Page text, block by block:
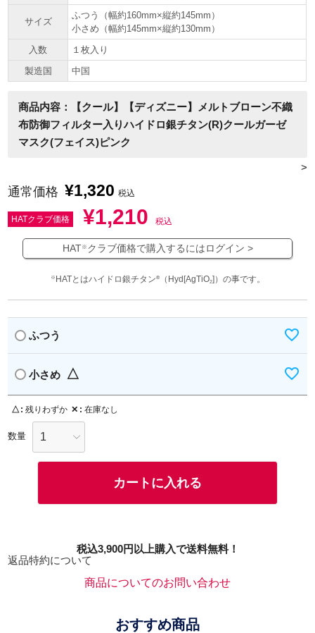
サイズ
ふつう（幅約160mm×縦約145mm）
小さめ（幅約145mm×縦約130mm）
入数
１枚入り
製造国
中国
商品内容：【クール】【ディズニー】メルトブローン不織
布防御フィルター入りハイドロ銀チタン(R)クールガーゼ
マスク(フェイス)ピンク
>
通常価格 ¥1,320 税込
HATクラブ価格 ¥1,210 税込
HAT※ クラブ価格で購入するにはログイン >
※ HATとはハイドロ銀チタン®（Hyd[AgTiO2]）の事です。
ふつう
小さめ △
△ 残りわずか ✕ 在庫なし
カートに入れる
税込3,900円以上購入で送料無料！
返品特約について
商品についてのお問い合わせ
おすすめ商品